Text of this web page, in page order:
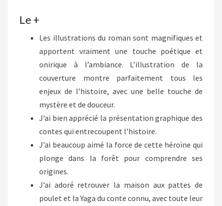
Le +
Les illustrations du roman sont magnifiques et
apportent vraiment une touche poétique et
onirique à l’ambiance. L’illustration de la
couverture montre parfaitement tous les
enjeux de l’histoire, avec une belle touche de
mystère et de douceur.
J’ai bien apprécié la présentation graphique des
contes qui entrecoupent l’histoire.
J’ai beaucoup aimé la force de cette héroïne qui
plonge dans la forêt pour comprendre ses
origines.
J’ai adoré retrouver la maison aux pattes de
poulet et la Yaga du conte connu, avec toute leur